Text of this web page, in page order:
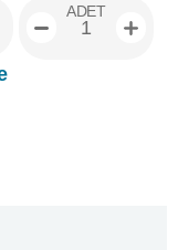
ADET